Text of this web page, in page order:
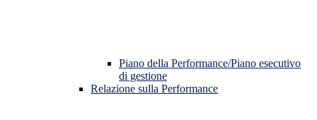
Piano della Performance/Piano esecutivo
di gestione
Relazione sulla Performance